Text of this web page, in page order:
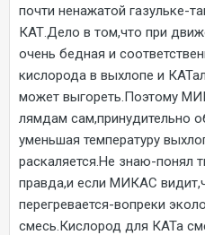
почти ненажатой газульке-
КАТ.Дело в том,что при
очень бедная и
кислорода в выхлопе и
может выгореть.Поэтому
лямдам сам,принудительно
уменьшая температуру
раскаляется.Не знаю-понял
правда,и если МИКАС
перегревается-вопреки
смесь.Кислород для КАТа